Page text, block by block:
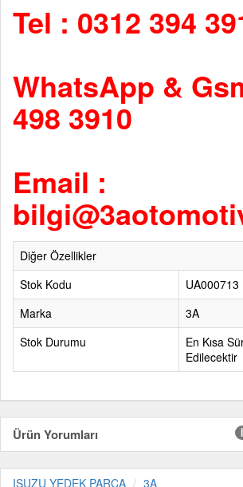
Tel : 0312 394
WhatsApp &
498 3910
Email :
Diğer Özellikler
Stok Kodu
UA000713
Marka
3A
Stok Durumu
En Kısa
Edilecektir
Ürün Yorumları
ISUZU YEDEK PARÇA 3A